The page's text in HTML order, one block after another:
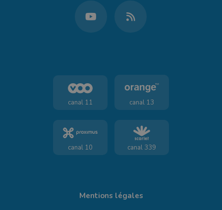
canal 11 canal 13
canal 10 canal 339
Mentions légales